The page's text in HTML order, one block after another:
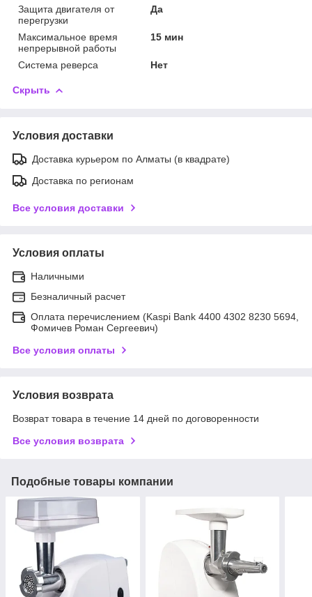
Защита двигателя от
перегрузки
Да
Максимальное время
непрерывной работы
15 мин
Система реверса Нет
Скрыть
Условия доставки
Доставка курьером по Алматы (в квадрате)
Доставка по регионам
Все условия доставки
Условия оплаты
Наличными
Безналичный расчет
Оплата перечислением (Kaspi Bank 4400 4302 8230 5694,
Фомичев Роман Сергеевич)
Все условия оплаты
Условия возврата
Возврат товара в течение 14 дней по договоренности
Все условия возврата
Подобные товары компании